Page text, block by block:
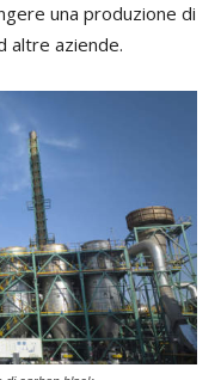
una produzione di
altre aziende.